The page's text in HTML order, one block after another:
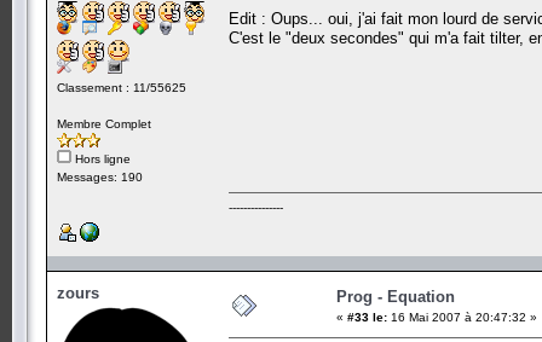
Classement : 11/55625
Membre Complet
Hors ligne
Messages: 190
Edit : Oups... oui, j'ai fait mon lourd de
C'est le "deux secondes" qui m'a fait tilter,
---------------
zours Prog - Equation
« #33 le: 16 Mai 2007 à 20:47:32 »